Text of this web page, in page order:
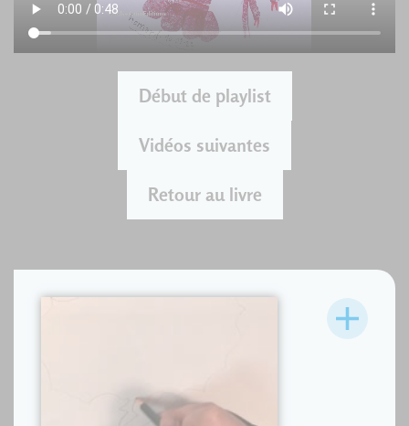
Début de playlist
Vidéos suivantes
Retour au livre